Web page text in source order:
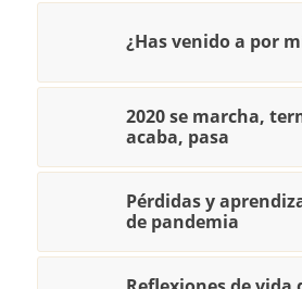
¿Has venido a por
2020 se marcha,
acaba, pasa
Pérdidas y
de pandemia